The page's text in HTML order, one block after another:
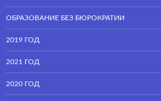
ОБРАЗОВАНИЕ БЕЗ БЮРОКРАТИИ
2019 ГОД
2021 ГОД
2020 ГОД